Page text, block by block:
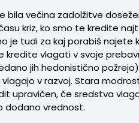
bila večina zadolžitve
kriz, ko smo te kredite
je tudi za kaj porabiš najete
kredite vlagati v svoje
jih hedonistično
v razvoj. Stara
upravičen, če sredstva
dodano vrednost.